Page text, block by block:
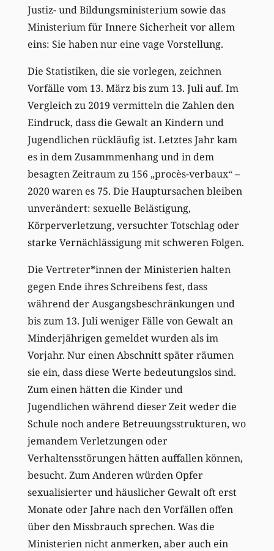
Justiz- und Bildungsministerium sowie das
Ministerium für Innere Sicherheit vor allem
eins: Sie haben nur eine vage Vorstellung.
Die Statistiken, die sie vorlegen, zeichnen
Vorfälle vom 13. März bis zum 13. Juli auf. Im
Vergleich zu 2019 vermitteln die Zahlen den
Eindruck, dass die Gewalt an Kindern und
Jugendlichen rückläufig ist. Letztes Jahr kam
es in dem Zusammmenhang und in dem
besagten Zeitraum zu 156 „procès-verbaux“ –
2020 waren es 75. Die Hauptursachen bleiben
unverändert: sexuelle Belästigung,
Körperverletzung, versuchter Totschlag oder
starke Vernächlässigung mit schweren Folgen.
Die Vertreter*innen der Ministerien halten
gegen Ende ihres Schreibens fest, dass
während der Ausgangsbeschränkungen und
bis zum 13. Juli weniger Fälle von Gewalt an
Minderjährigen gemeldet wurden als im
Vorjahr. Nur einen Abschnitt später räumen
sie ein, dass diese Werte bedeutungslos sind.
Zum einen hätten die Kinder und
Jugendlichen während dieser Zeit weder die
Schule noch andere Betreuungsstrukturen, wo
jemandem Verletzungen oder
Verhaltensstörungen hätten auffallen können,
besucht. Zum Anderen würden Opfer
sexualisierter und häuslicher Gewalt oft erst
Monate oder Jahre nach den Vorfällen offen
über den Missbrauch sprechen. Was die
Ministerien nicht anmerken, aber auch ein